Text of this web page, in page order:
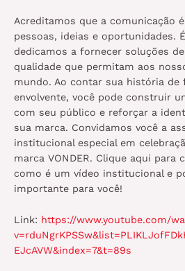
Acreditamos que a comunicação
pessoas, ideias e oportunidades.
dedicamos a fornecer soluções
qualidade que permitam aos
mundo. Ao contar sua história de
envolvente, você pode construir
com seu público e reforçar a
sua marca. Convidamos você a
institucional especial em
marca VONDER. Clique aqui para
como é um vídeo institucional e
importante para você!
Link: https://www.youtube.com/
EJcAVW&index=7&t=89s